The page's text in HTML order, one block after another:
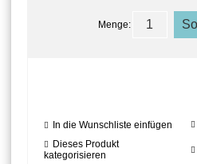
Menge:
In die Wunschliste einfügen
Dieses Produkt
kategorisieren